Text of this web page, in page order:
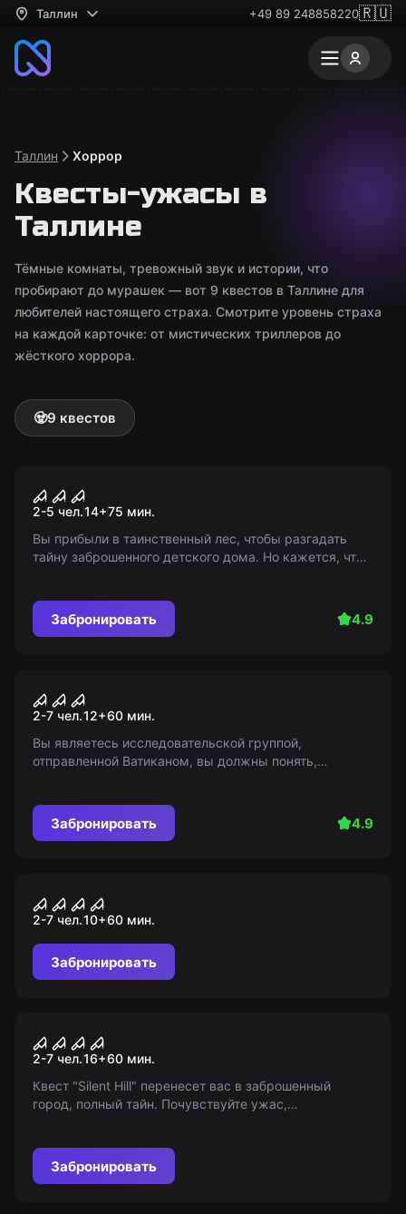
Таллин +49 89 248858220🇷🇺
Таллин Хоррор
Квесты-ужасы в
Таллине
Тёмные комнаты, тревожный звук и истории, что
пробирают до мурашек — вот 9 квестов в Таллине для
любителей настоящего страха. Смотрите уровень страха
на каждой карточке: от мистических триллеров до
жёсткого хоррора.
🧟9 квестов
Тайна заброшенного приюта
2-5 чел.14+75 мин.
Вы прибыли в таинственный лес, чтобы разгадать
тайну заброшенного детского дома. Но кажется, что
поздно?
Забронировать 4.9
Популярный
Заклятие
2-7 чел.12+60 мин.
Вы являетесь исследовательской группой,
отправленной Ватиканом, вы должны понять,
единственная надежда - разгадать здешний
ужасающий секрет и сбежать.
Забронировать 4.9
Tondimaja
2-7 чел.10+60 мин.
Забронировать
Silent Hill
2-7 чел.16+60 мин.
Квест "Silent Hill" перенесет вас в заброшенный
город, полный тайн. Почувствуйте ужас,
страха!
Забронировать